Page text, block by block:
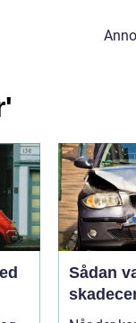
Sådan